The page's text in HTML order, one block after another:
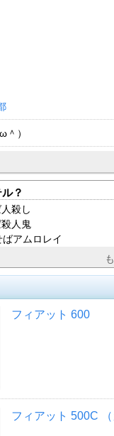
＾）
？
殺し
人鬼
アムロレイ
フィアット 600
フィアット 500C （